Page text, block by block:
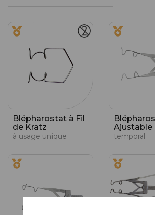
Blépharostat à Fil
de Kratz
à usage unique
Ajustable
temporal